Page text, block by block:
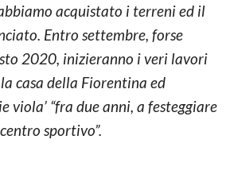
acquistato i terreni ed il
Entro settembre, forse
2020, inizieranno i veri lavori
casa della Fiorentina ed
viola’ “fra due anni, a festeggiare
sportivo”.